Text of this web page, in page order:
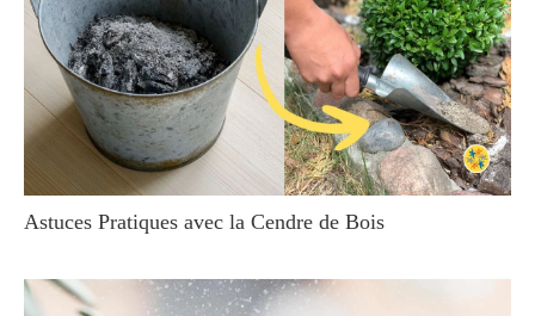
Astuces Pratiques avec la Cendre de Bois